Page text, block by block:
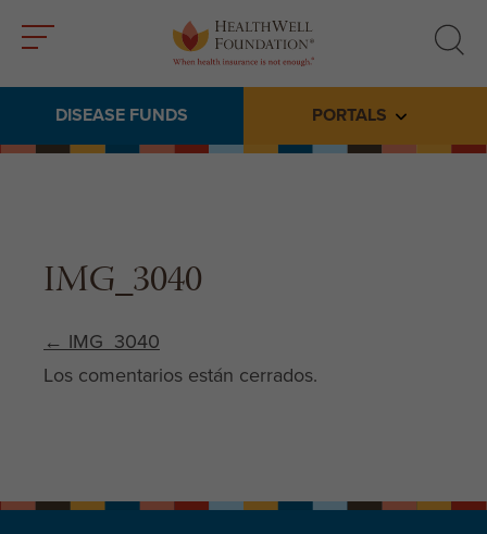
search
DISEASE FUNDS PORTALS Toggle
IMG_3040
Post navigation
← IMG_3040
Los comentarios están cerrados.